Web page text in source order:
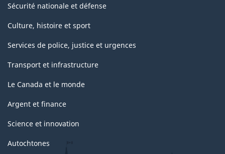
Sécurité nationale et défense
Culture, histoire et sport
Services de police, justice et urgences
Transport et infrastructure
Le Canada et le monde
Argent et finance
Science et innovation
Autochtones